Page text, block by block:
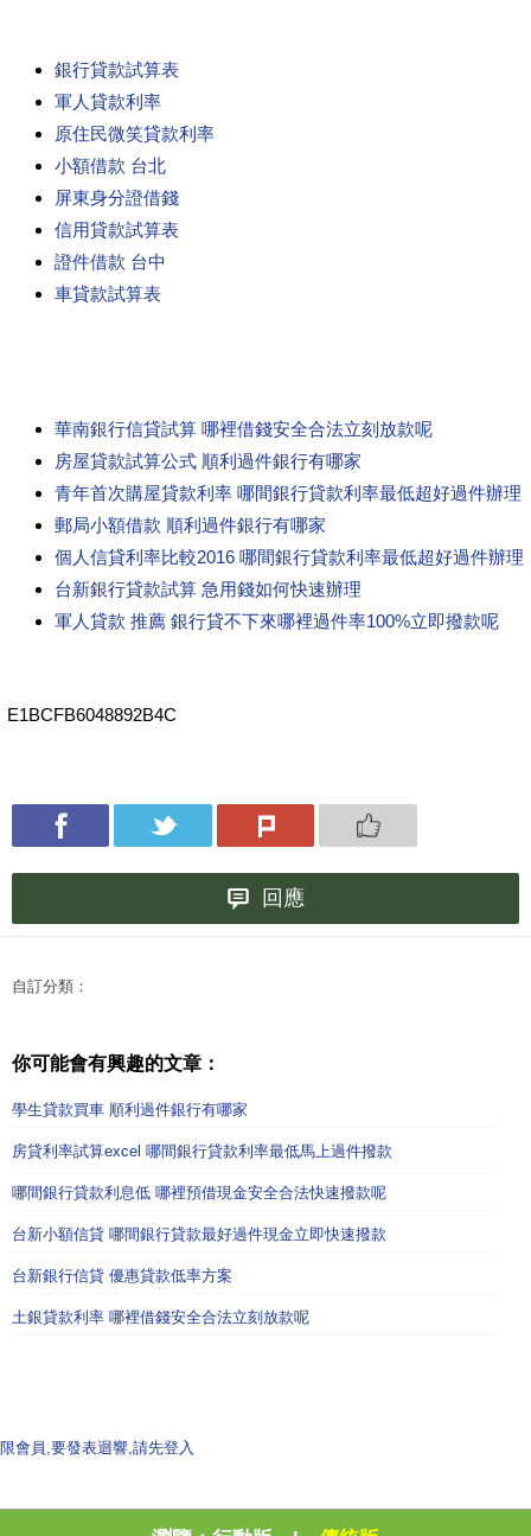
銀行貸款試算表
軍人貸款利率
原住民微笑貸款利率
小額借款 台北
屏東身分證借錢
信用貸款試算表
證件借款 台中
車貸款試算表
華南銀行信貸試算 哪裡借錢安全合法立刻放款呢
房屋貸款試算公式 順利過件銀行有哪家
青年首次購屋貸款利率 哪間銀行貸款利率最低超好過件辦理
郵局小額借款 順利過件銀行有哪家
個人信貸利率比較2016 哪間銀行貸款利率最低超好過件辦理
台新銀行貸款試算 急用錢如何快速辦理
軍人貸款 推薦 銀行貸不下來哪裡過件率100%立即撥款呢
E1BCFB6048892B4C
回應
自訂分類：
你可能會有興趣的文章：
學生貸款買車 順利過件銀行有哪家
房貸利率試算excel 哪間銀行貸款利率最低馬上過件撥款
哪間銀行貸款利息低 哪裡預借現金安全合法快速撥款呢
台新小額信貸 哪間銀行貸款最好過件現金立即快速撥款
台新銀行信貸 優惠貸款低率方案
土銀貸款利率 哪裡借錢安全合法立刻放款呢
限會員,要發表迴響,請先登入